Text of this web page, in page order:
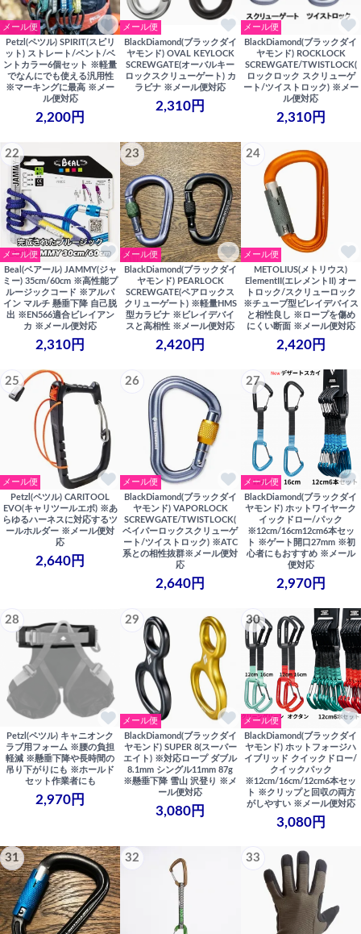
メール便
Petzl(ペツル) SPIRIT(スピリ
ット) ストレート/ベント/ベ
ントカラー6個セット ※軽量
でなんにでも使える汎用性
※マーキングに最高 ※メー
ル便対応
2,200円
メール便
BlackDiamond(ブラックダイ
ヤモンド) OVAL KEYLOCK
SCREWGATE(オーバルキー
ロックスクリューゲート) カ
ラビナ ※メール便対応
2,310円
メール便
BlackDiamond(ブラックダイ
ヤモンド) ROCKLOCK
SCREWGATE/TWISTLOCK(
ロックロック スクリューゲ
ート/ツイストロック) ※メー
ル便対応
2,310円
22
メール便
Beal(ベアール) JAMMY(ジャ
ミー) 35cm/60cm ※高性能プ
ルージックコード ※アルパ
イン マルチ 懸垂下降 自己脱
出 ※EN566適合ビレイアン
カ ※メール便対応
2,310円
23
メール便
BlackDiamond(ブラックダイ
ヤモンド) PEARLOCK
SCREWGATE(ペアロックス
クリューゲート) ※軽量HMS
型カラビナ ※ビレイデバイ
スと高相性 ※メール便対応
2,420円
24
メール便
METOLIUS(メトリウス)
ElementII(エレメントII) オー
トロック/スクリューロック
※チューブ型ビレイデバイス
と相性良し ※ロープを傷め
にくい断面 ※メール便対応
2,420円
25
メール便
Petzl(ペツル) CARITOOL
EVO(キャリツールエボ) ※あ
らゆるハーネスに対応するツ
ールホルダー ※メール便対
応
2,640円
26
メール便
BlackDiamond(ブラックダイ
ヤモンド) VAPORLOCK
SCREWGATE/TWISTLOCK(
ベイパーロックスクリューゲ
ート/ツイストロック) ※ATC
系との相性抜群※メール便対
応
2,640円
27
メール便
BlackDiamond(ブラックダイ
ヤモンド) ホットワイヤーク
イックドロー/パック
※12cm/16cm12cm6本セッ
ト ※ゲート開口27mm ※初
心者にもおすすめ ※メール
便対応
2,970円
28
Petzl(ペツル) キャニオンク
ラブ用フォーム ※腰の負担
軽減 ※懸垂下降や長時間の
吊り下がりにも ※ホールド
セット作業者にも
2,970円
29
メール便
BlackDiamond(ブラックダイ
ヤモンド) SUPER 8(スーパー
エイト) ※対応ロープ ダブル
8.1mm シングル11mm 87g
※懸垂下降 雪山 沢登り ※メ
ール便対応
3,080円
30
メール便
BlackDiamond(ブラックダイ
ヤモンド) ホットフォージハ
イブリッド クイックドロー/
クイックパック
※12cm/16cm/12cm6本セッ
ト ※クリップと回収の両方
がしやすい ※メール便対応
3,080円
31 32 33